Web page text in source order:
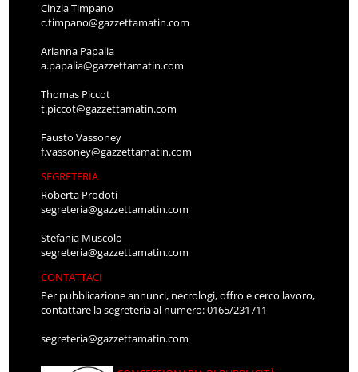
Cinzia Timpano
c.timpano@gazzettamatin.com
Arianna Papalia
a.papalia@gazzettamatin.com
Thomas Piccot
t.piccot@gazzettamatin.com
Fausto Vassoney
f.vassoney@gazzettamatin.com
SEGRETERIA
Roberta Prodoti
segreteria@gazzettamatin.com
Stefania Muscolo
segreteria@gazzettamatin.com
CONTATTACI
Per pubblicazione annunci, necrologi, offro e cerco lavoro,
contattare la segreteria al numero: 0165/231711
segreteria@gazzettamatin.com